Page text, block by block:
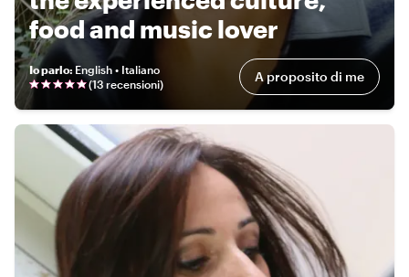
food and music lover
Io parlo: English • Italiano
(13 recensioni) A proposito di me